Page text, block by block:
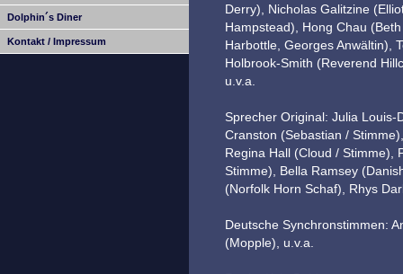
Dolphin´s Diner
Kontakt / Impressum
Derry), Nicholas Galitzine
Hampstead), Hong Chau
Harbottle, Georges Anwältin),
Holbrook-Smith (Reverend
u.v.a.
Sprecher Original: Julia
Cranston (Sebastian /
Regina Hall (Cloud / Stimme),
Stimme), Bella Ramsey
(Norfolk Horn Schaf), Rhys
Deutsche Synchronstimmen:
(Mopple), u.v.a.